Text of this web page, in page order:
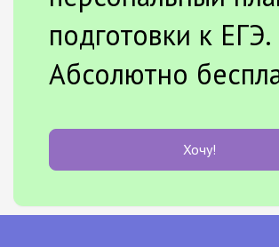
подготовки к ЕГЭ.
Абсолютно
Хочу!